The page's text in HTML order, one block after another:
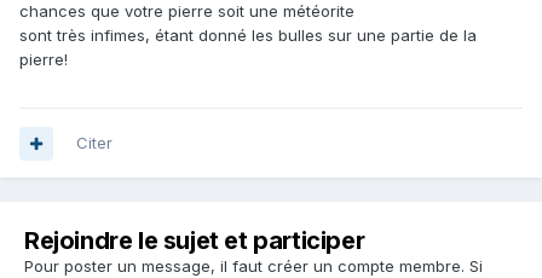
chances que votre pierre soit une météorite
sont très infimes, étant donné les bulles sur une partie de la
pierre!
Citer
Rejoindre le sujet et participer
Pour poster un message, il faut créer un compte membre. Si